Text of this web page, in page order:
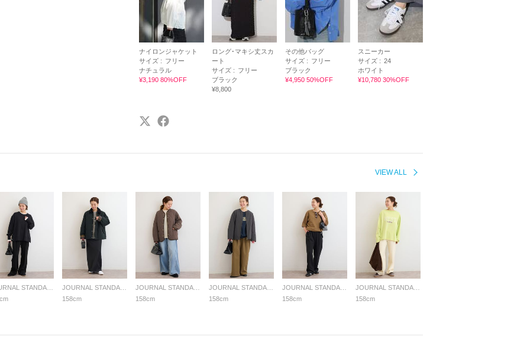
ナイロンジャケット
サイズ : フリー
ナチュラル
¥3,190 80%OFF
ロング･マキシ丈スカ
ート
サイズ : フリー
ブラック
¥8,800
その他バッグ
サイズ : フリー
ブラック
¥4,950 50%OFF
スニーカー
サイズ : 24
ホワイト
¥10,780 30%OFF
VIEW ALL
158cm
158cm
158cm
158cm
158cm